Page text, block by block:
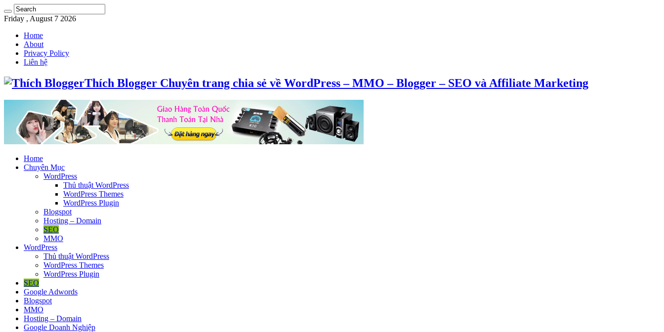
Friday , August 7 2026
Home
About
Privacy Policy
Liên hệ
Thích Blogger Chuyên trang chia sẻ về WordPress – MMO – Blogger – SEO và Affiliate Marketing
Home
Chuyên Mục
WordPress
Thủ thuật WordPress
WordPress Themes
WordPress Plugin
Blogspot
Hosting – Domain
SEO
MMO
WordPress
Thủ thuật WordPress
WordPress Themes
WordPress Plugin
SEO
Google Adwords
Blogspot
MMO
Hosting – Domain
Google Doanh Nghiệp